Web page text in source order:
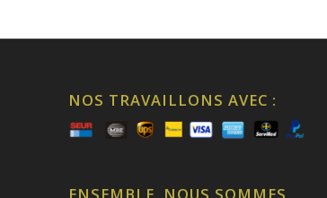
NOS TRAVAILLONS AVEC :